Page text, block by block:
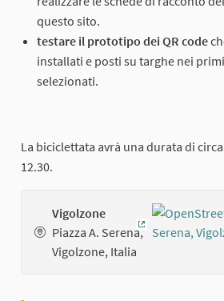
questo sito.
testare il prototipo dei QR code
installati e posti su targhe nei
selezionati.
La biciclettata avrà una durata di
12.30.
Vigolzone
Piazza A. Serena,
Vigolzone, Italia
(External link)